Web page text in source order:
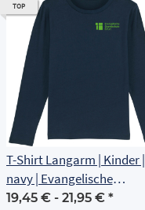
TOP
T-Shirt Langarm | Kinder |
navy | Evangelische
Grundschule Erfurt
19,45 € - 21,95 € *